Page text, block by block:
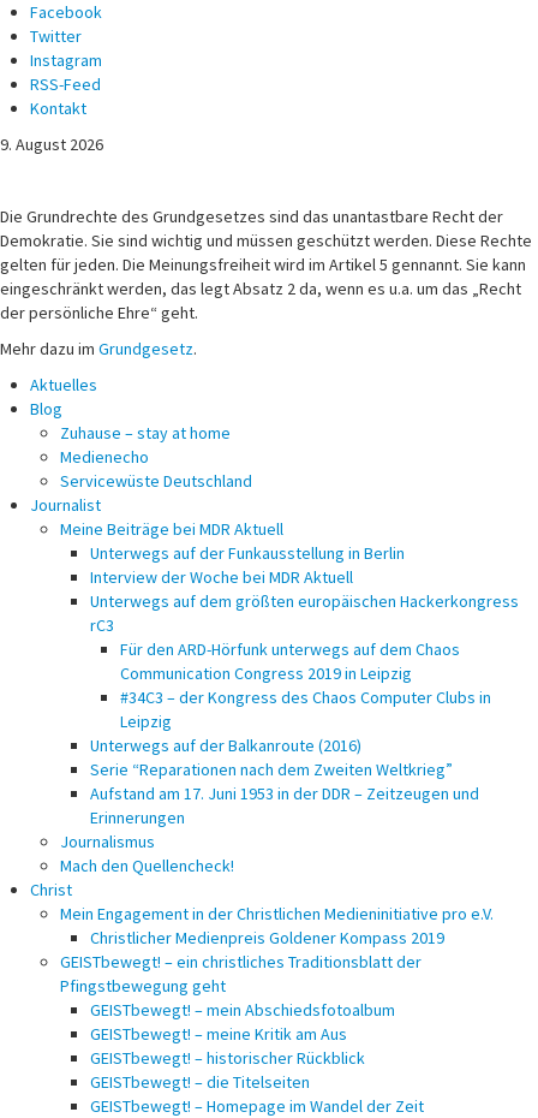
Facebook
Twitter
Instagram
RSS-Feed
Kontakt
9. August 2026
Michael Voß
Journalist und Christ
Die Grundrechte des Grundgesetzes sind das unantastbare Recht der
Demokratie. Sie sind wichtig und müssen geschützt werden. Diese Rechte
gelten für jeden. Die Meinungsfreiheit wird im Artikel 5 gennannt. Sie kann
eingeschränkt werden, das legt Absatz 2 da, wenn es u.a. um das „Recht
der persönliche Ehre“ geht.
Mehr dazu im Grundgesetz.
Aktuelles
Blog
Zuhause – stay at home
Medienecho
Servicewüste Deutschland
Journalist
Meine Beiträge bei MDR Aktuell
Unterwegs auf der Funkausstellung in Berlin
Interview der Woche bei MDR Aktuell
Unterwegs auf dem größten europäischen Hackerkongress
rC3
Für den ARD-Hörfunk unterwegs auf dem Chaos
Communication Congress 2019 in Leipzig
#34C3 – der Kongress des Chaos Computer Clubs in
Leipzig
Unterwegs auf der Balkanroute (2016)
Serie “Reparationen nach dem Zweiten Weltkrieg”
Aufstand am 17. Juni 1953 in der DDR – Zeitzeugen und
Erinnerungen
Journalismus
Mach den Quellencheck!
Christ
Mein Engagement in der Christlichen Medieninitiative pro e.V.
Christlicher Medienpreis Goldener Kompass 2019
GEISTbewegt! – ein christliches Traditionsblatt der
Pfingstbewegung geht
GEISTbewegt! – mein Abschiedsfotoalbum
GEISTbewegt! – meine Kritik am Aus
GEISTbewegt! – historischer Rückblick
GEISTbewegt! – die Titelseiten
GEISTbewegt! – Homepage im Wandel der Zeit